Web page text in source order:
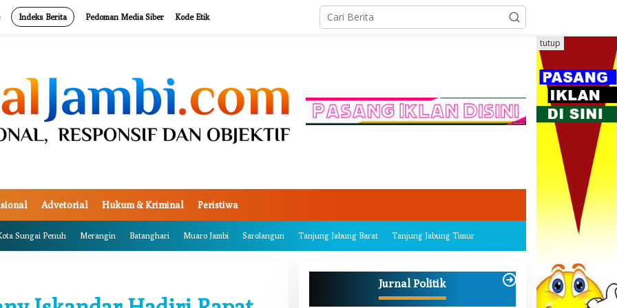
Indeks Berita Pedoman Media Siber Kode Etik
Advetorial Hukum & Kriminal Peristiwa
Sungai Penuh Merangin Batanghari Muaro Jambi Sarolangun Tanjung Jabung Barat Tanjung Jabung Timur
tutup
Jurnal Politik